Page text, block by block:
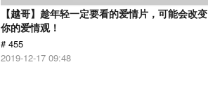
【越哥】趁年轻一定要看的爱情片，可能会改变
你的爱情观！
# 455
2019-12-17 09:48